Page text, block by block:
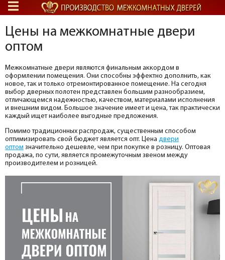
Цены на межкомнатные двери
оптом
Межкомнатные двери являются финальным аккордом в
оформлении помещения. Они способны эффектно дополнить, как
новое, так и только отремонтированное помещение. На сегодня
выбор дверных полотен представлен большим разнообразием,
отличающемся надежностью, качеством, материалами исполнения
и внешним видом. Большое значение имеет и цена, так практически
каждый ищет наиболее выгодные предложения.
Помимо традиционных распродаж, существенным способом
оптимизировать свой бюджет является опт. Цена двери
оптом значительно дешевле, чем при покупке в розницу. Оптовая
продажа, по сути, является промежуточным звеном между
производителем и розницей.